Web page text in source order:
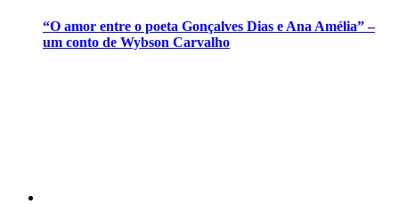
“O amor entre o poeta Gonçalves Dias e Ana Amélia” –
um conto de Wybson Carvalho